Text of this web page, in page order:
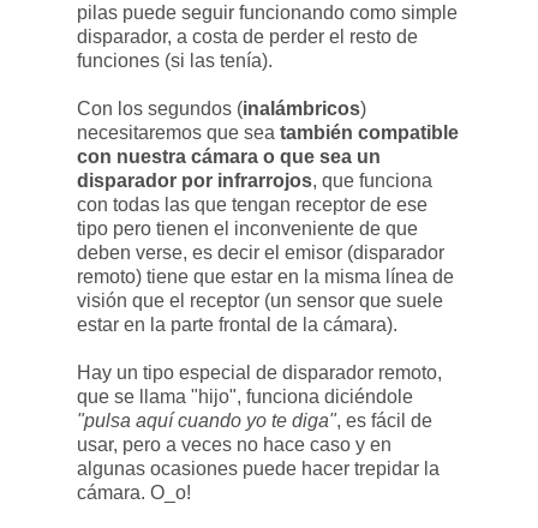
pilas puede seguir funcionando como simple
disparador, a costa de perder el resto de
funciones (si las tenía).
Con los segundos (inalámbricos)
necesitaremos que sea también compatible
con nuestra cámara o que sea un
disparador por infrarrojos, que funciona
con todas las que tengan receptor de ese
tipo pero tienen el inconveniente de que
deben verse, es decir el emisor (disparador
remoto) tiene que estar en la misma línea de
visión que el receptor (un sensor que suele
estar en la parte frontal de la cámara).
Hay un tipo especial de disparador remoto,
que se llama "hijo", funciona diciéndole
"pulsa aquí cuando yo te diga", es fácil de
usar, pero a veces no hace caso y en
algunas ocasiones puede hacer trepidar la
cámara. O_o!